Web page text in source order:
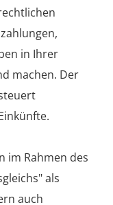
in Ihrer
machen. Der
im Rahmen des
als
auch